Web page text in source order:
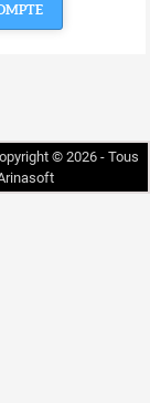
© 2026 - Tous